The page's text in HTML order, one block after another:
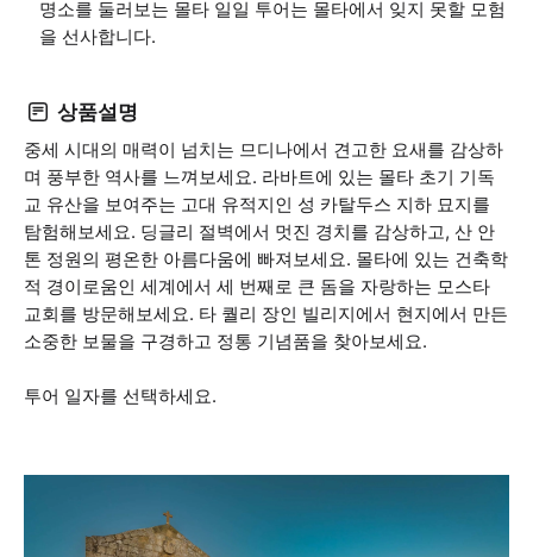
명소를 둘러보는 몰타 일일 투어는 몰타에서 잊지 못할 모험
을 선사합니다.
상품설명
중세 시대의 매력이 넘치는 므디나에서 견고한 요새를 감상하
며 풍부한 역사를 느껴보세요. 라바트에 있는 몰타 초기 기독
교 유산을 보여주는 고대 유적지인 성 카탈두스 지하 묘지를
탐험해보세요. 딩글리 절벽에서 멋진 경치를 감상하고, 산 안
톤 정원의 평온한 아름다움에 빠져보세요. 몰타에 있는 건축학
적 경이로움인 세계에서 세 번째로 큰 돔을 자랑하는 모스타
교회를 방문해보세요. 타 퀄리 장인 빌리지에서 현지에서 만든
소중한 보물을 구경하고 정통 기념품을 찾아보세요.
투어 일자를 선택하세요.